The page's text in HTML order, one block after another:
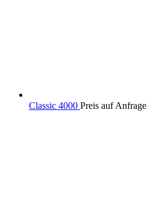
Classic 4000 Preis auf Anfrage